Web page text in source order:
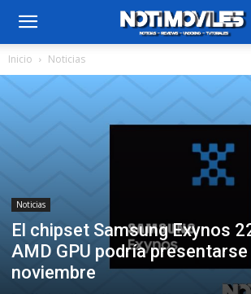
Inicio Noticias
Noticias
El chipset Samsung Exynos
AMD GPU podría presentarse
noviembre